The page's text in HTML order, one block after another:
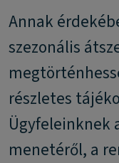
Annak
szezonális
részletes
Ügyfeleinknek
menetéről, a